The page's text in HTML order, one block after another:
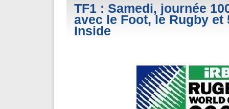
TF1 : Samedi, journée
avec le Foot, le Rugby et
Inside